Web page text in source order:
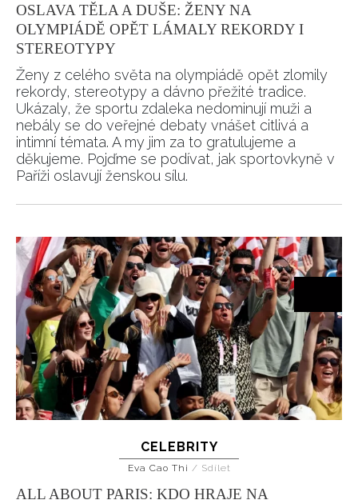
OSLAVA TĚLA A DUŠE: ŽENY NA
OLYMPIÁDĚ OPĚT LÁMALY REKORDY I
STEREOTYPY
Ženy z celého světa na olympiádě opět zlomily
rekordy, stereotypy a dávno přežité tradice.
Ukázaly, že sportu zdaleka nedominují muži a
nebály se do veřejné debaty vnášet citlivá a
intimní témata. A my jim za to gratulujeme a
děkujeme. Pojďme se podívat, jak sportovkyně v
Paříži oslavují ženskou sílu.
CELEBRITY
Eva Cao Thi / Sdílet
ALL ABOUT PARIS: KDO HRAJE NA